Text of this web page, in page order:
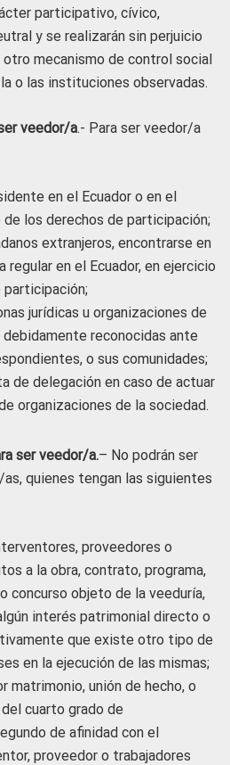
participativo, cívico,
y se realizarán sin perjuicio
mecanismo de control social
o las instituciones observadas.
veedor/a.- Para ser veedor/a
en el Ecuador o en el
de los derechos de participación;
extranjeros, encontrarse en
en el Ecuador, en ejercicio
participación;
jurídicas u organizaciones de
debidamente reconocidas ante
o sus comunidades;
de delegación en caso de actuar
organizaciones de la sociedad.
ser veedor/a.– No podrán ser
quienes tengan las siguientes
proveedores o
a la obra, contrato, programa,
concurso objeto de la veeduría,
interés patrimonial directo o
que existe otro tipo de
en la ejecución de las mismas;
matrimonio, unión de hecho, o
cuarto grado de
de afinidad con el
proveedor o trabajadores